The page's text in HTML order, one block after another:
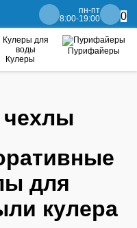
пн-пт
8:00-19:00
0
Кулеры
Пурифайеры
для
кулера